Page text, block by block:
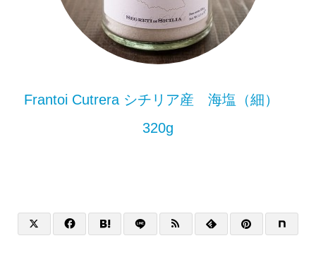
Frantoi Cutrera シチリア産 海塩（細）
320g